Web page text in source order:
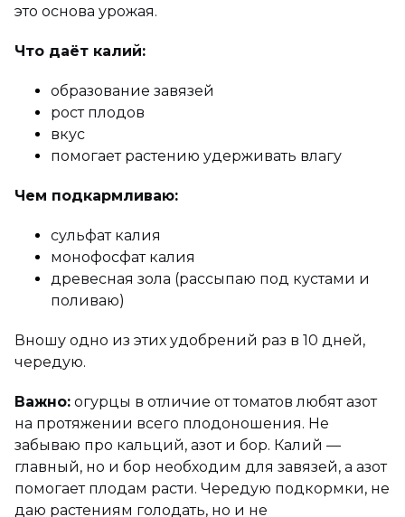
это основа урожая.
Что даёт калий:
образование завязей
рост плодов
вкус
помогает растению удерживать влагу
Чем подкармливаю:
сульфат калия
монофосфат калия
древесная зола (рассыпаю под кустами и
поливаю)
Вношу одно из этих удобрений раз в 10 дней,
чередую.
Важно: огурцы в отличие от томатов любят азот
на протяжении всего плодоношения. Не
забываю про кальций, азот и бор. Калий —
главный, но и бор необходим для завязей, а азот
помогает плодам расти. Чередую подкормки, не
даю растениям голодать, но и не